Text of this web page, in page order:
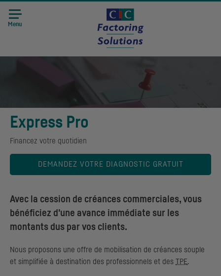
Menu
Express Pro
Financez votre quotidien
DEMANDEZ VOTRE DIAGNOSTIC GRATUIT
Avec la cession de créances commerciales, vous
bénéficiez d'une avance immédiate sur les
montants dus par vos clients.
Nous proposons une offre de mobilisation de créances souple
et simplifiée à destination des professionnels et des TPE.